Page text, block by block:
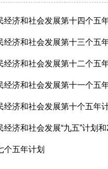
经济和社会发展第十四个五
经济和社会发展第十三个五
经济和社会发展第十二个五
经济和社会发展第十一个五
经济和社会发展第十个五年
经济和社会发展“九五”计划
个五年计划